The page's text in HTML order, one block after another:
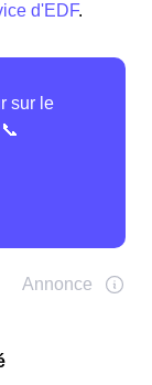
d'EDF.